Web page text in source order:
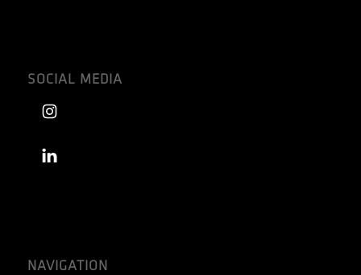
SOCIAL MEDIA
NAVIGATION